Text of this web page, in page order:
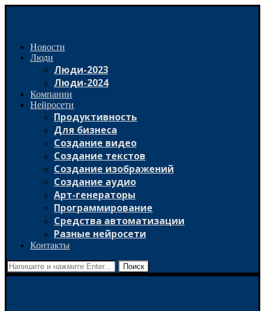
Новости
Люди
Люди-2023
Люди-2024
Компании
Нейросети
Продуктивность
Для бизнеса
Создание видео
Создание текстов
Создание изображений
Создание аудио
Арт-генераторы
Программирование
Средства автоматизации
Разные нейросети
Контакты
Поиск